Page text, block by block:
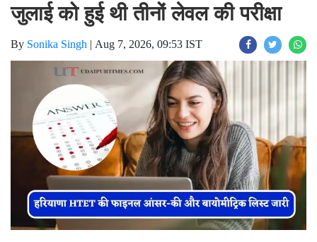
जुलाई को हुई थी तीनों लेवल की परीक्षा
By Sonika Singh | Aug 7, 2026, 09:53 IST